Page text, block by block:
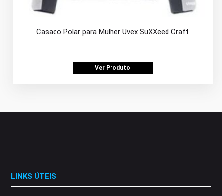
Casaco Polar para Mulher Uvex SuXXeed Craft
Ver Produto
LINKS ÚTEIS